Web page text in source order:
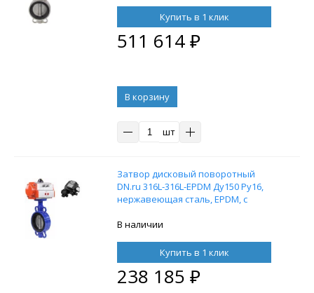
Купить в 1 клик
511 614₽
В корзину
шт
Затвор дисковый поворотный
DN.ru 316L-316L-EPDM Ду150 Ру16,
нержавеющая сталь, EPDM, с
двойного действия и с
поворотным позиционером DN.ru
YT-1000RSI с обратной связью
В наличии
Купить в 1 клик
238 185 ₽